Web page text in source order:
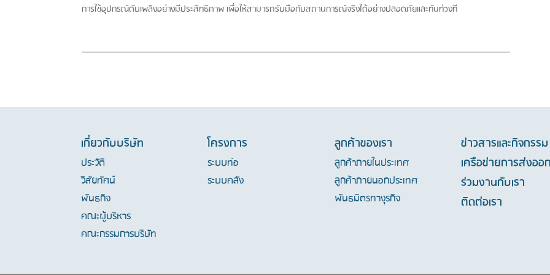
การใช้อุปกรณ์ดับเพลิงอย่างมีประสิทธิภาพ เพื่อให้สามารถรับมือกับสถานการณ์จริงได้อย่างปลอดภัยและทันท่วงที
เกี่ยวกับบริษัท
ประวัติ
วิสัยทัศน์
พันธกิจ
คณะผู้บริหาร
คณะกรรมการบริษัท
โครงการ
ระบบท่อ
ระบบคลัง
ลูกค้าของเรา
ลูกค้าภายในประเทศ
ลูกค้าภายนอกประเทศ
พันธมิตรทางุรกิจ
ข่าวสารและกิจกรรม
เครือข่ายการส่งออ
ร่วมงานกับเรา
ติดต่อเรา